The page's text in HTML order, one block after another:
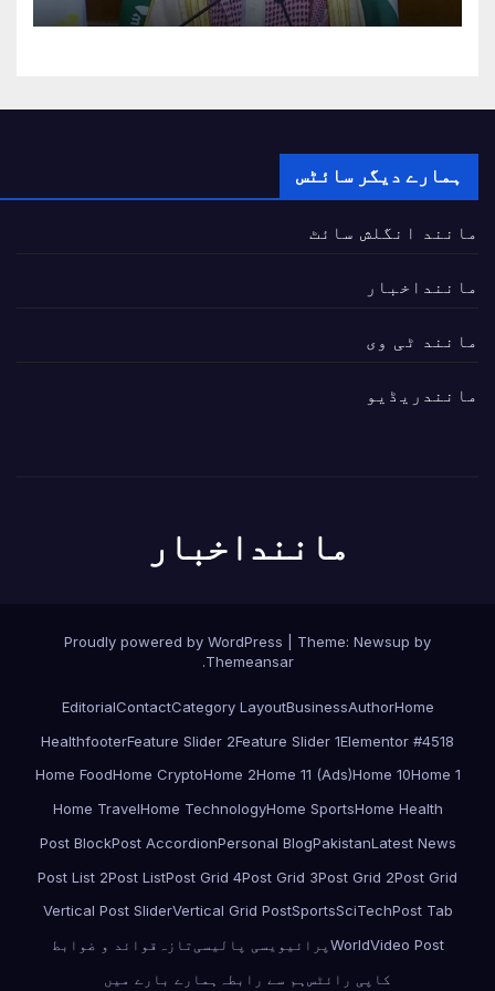
ہمارے دیگر سائٹس
مانند انگلش سائٹ
ماننداخبار
مانند ٹی وی
مانندریڈیو
ماننداخبار
Proudly powered by WordPress Theme: Newsup by
Themeansar
.
Home
Author
Business
Category Layout
Contact
Editorial
Elementor #4518
Feature Slider 1
Feature Slider 2
footer
Health
Home 1
Home 10
Home 11 (Ads)
Home 2
Home Crypto
Home Food
Home Health
Home Sports
Home Technology
Home Travel
Latest News
Pakistan
Personal Blog
Post Accordion
Post Block
Post Grid
Post Grid 2
Post Grid 3
Post Grid 4
Post List
Post List 2
Post Tab
SciTech
Sports
Vertical Grid Post
Vertical Post Slider
Video Post
Worldپرائیویسی پالیسیتازہ قوائد و ضوابط
کاپی رائٹس ہم سے رابطہ ہمارے بارے میں